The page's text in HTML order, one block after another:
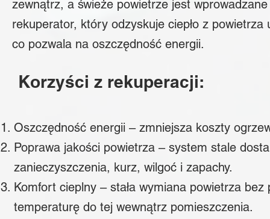
zewnątrz, a świeże powietrze jest
rekuperator, który odzyskuje ciepło z
co pozwala na oszczędność energii.
​Korzyści z rekuperacji:​
Oszczędność energii – zmniejsza koszty
Poprawa jakości powietrza – system stale
zanieczyszczenia, kurz, wilgoć i zapachy.
Komfort cieplny – stała wymiana powietrza
temperaturę do tej wewnątrz pomieszczenia.